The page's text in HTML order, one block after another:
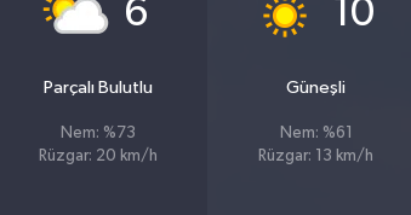
6
Parçalı Bulutlu
Nem: %73
Rüzgar: 20 km/h
10
Güneşli
Nem: %61
Rüzgar: 13 km/h